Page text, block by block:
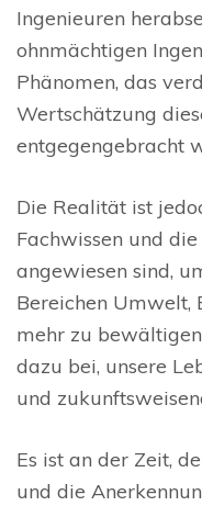
Ingenieuren
ohnmächtigen
Phänomen, das
Wertschätzung
entgegengebracht
Die Realität ist
Fachwissen und
angewiesen sind,
Bereichen Umwelt,
mehr zu
dazu bei, unsere
und
Es ist an der Zeit,
und die